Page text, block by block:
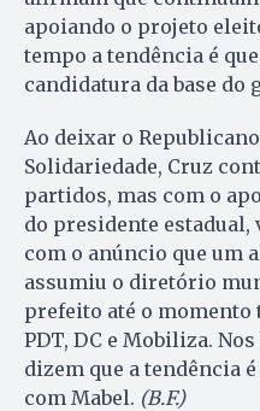
apoiando o projeto
tempo a tendência é
candidatura da base do
Ao deixar o
Solidariedade, Cruz
partidos, mas com o
do presidente
com o anúncio que um
assumiu o diretório
prefeito até o momento
PDT, DC e Mobiliza.
dizem que a tendência
com Mabel. (B.F.)